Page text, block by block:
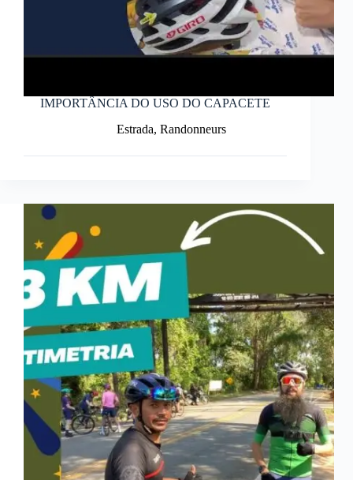
IMPORTÂNCIA DO USO DO CAPACETE
Estrada, Randonneurs